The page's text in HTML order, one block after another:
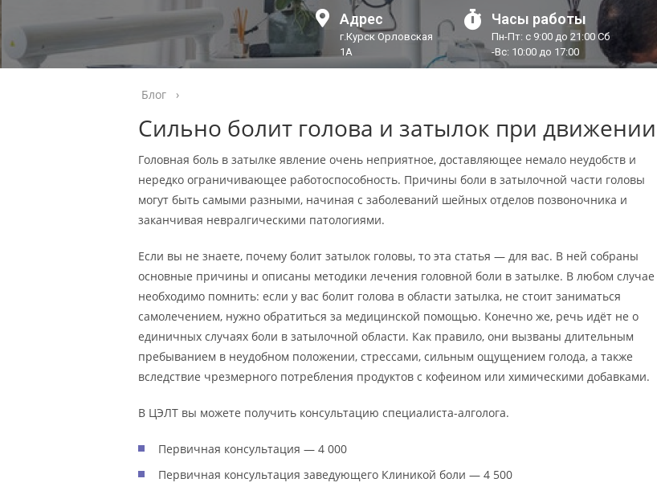
Адрес
г.Курск Орловская
1А
Часы работы
Пн-Пт: с 9:00 до 21:00 Сб
-Вс: 10:00 до 17:00
Блог ›
Сильно болит голова и затылок при движении
Головная боль в затылке явление очень неприятное, доставляющее немало неудобств и
нередко ограничивающее работоспособность. Причины боли в затылочной части головы
могут быть самыми разными, начиная с заболеваний шейных отделов позвоночника и
заканчивая невралгическими патологиями.
Если вы не знаете, почему болит затылок головы, то эта статья — для вас. В ней собраны
основные причины и описаны методики лечения головной боли в затылке. В любом случае
необходимо помнить: если у вас болит голова в области затылка, не стоит заниматься
самолечением, нужно обратиться за медицинской помощью. Конечно же, речь идёт не о
единичных случаях боли в затылочной области. Как правило, они вызваны длительным
пребыванием в неудобном положении, стрессами, сильным ощущением голода, а также
вследствие чрезмерного потребления продуктов с кофеином или химическими добавками.
В ЦЭЛТ вы можете получить консультацию специалиста-алголога.
Первичная консультация — 4 000
Первичная консультация заведующего Клиникой боли — 4 500